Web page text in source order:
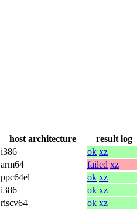
host architecture
result log
i386 ok xz
arm64 failed xz
ppc64el ok xz
i386 ok xz
riscv64 ok xz